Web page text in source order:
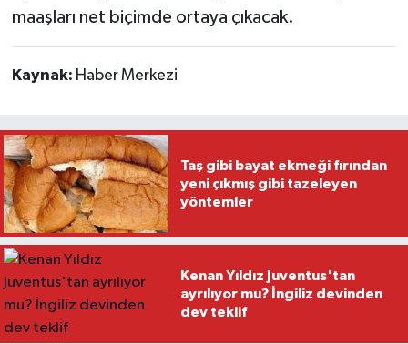
maaşları net biçimde ortaya çıkacak.
Kaynak: Haber Merkezi
Taş gibi bayat ekmeği fırından
yeni çıkmış gibi tazeleyen
yöntemler
Kenan Yıldız Juventus'tan
ayrılıyor mu? İngiliz devinden
dev teklif